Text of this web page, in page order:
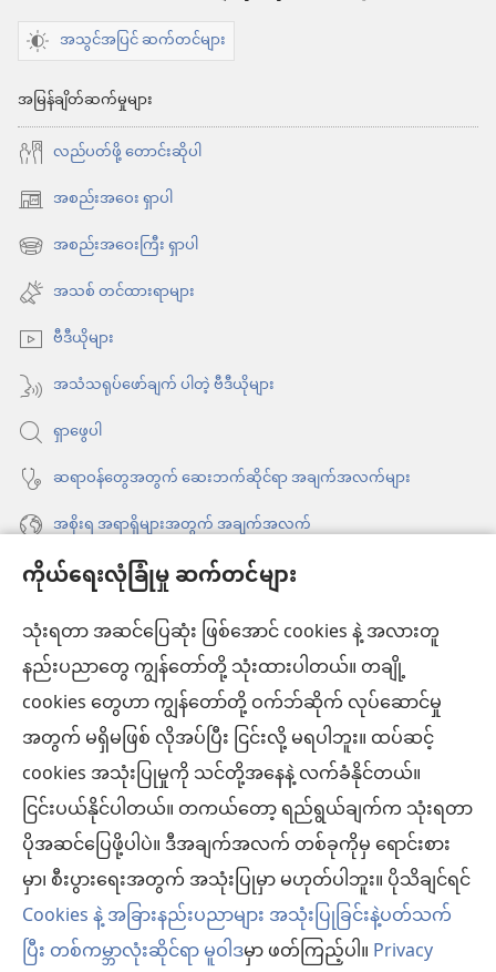
ကိုယ်ရေးလုံခြုံမှု ဆက်တင်များ
သုံးရတာ အဆင်ပြေဆုံး ဖြစ်အောင် cookies နဲ့ အလားတူ
နည်းပညာတွေ ကျွန်တော်တို့ သုံးထားပါတယ်။ တချို့
cookies တွေဟာ ကျွန်တော်တို့ ဝက်ဘ်ဆိုက် လုပ်ဆောင်မှု
အတွက် မရှိမဖြစ် လိုအပ်ပြီး ငြင်းလို့ မရပါဘူး။ ထပ်ဆင့်
cookies အသုံးပြုမှုကို သင်တို့အနေနဲ့ လက်ခံနိုင်တယ်။
ငြင်းပယ်နိုင်ပါတယ်။ တကယ်တော့ ရည်ရွယ်ချက်က သုံးရတာ
ပိုအဆင်ပြေဖို့ပါပဲ။ ဒီအချက်အလက် တစ်ခုကိုမှ ရောင်းစား
မှာ၊ စီးပွားရေးအတွက် အသုံးပြုမှာ မဟုတ်ပါဘူး။ ပိုသိချင်ရင်
Cookies နဲ့ အခြားနည်းပညာများ အသုံးပြုခြင်းနဲ့ပတ်သက်
ပြီး တစ်ကမ္ဘာလုံးဆိုင်ရာ မူဝါဒမှာ ဖတ်ကြည့်ပါ။Privacy
ပေး
အသွင်အပြင် ဆက်တင်များ
အမြန်ချိတ်ဆက်မှုများ
လည်ပတ်ဖို့ တောင်းဆိုပါ
အစည်းအဝေး ရှာပါ
(window
အသစ်
င့်
နေ
ပါ
တယ်)
အစည်းအဝေးကြီး ရှာပါ
(window
အသစ်
င့်
နေ
ပါ
တယ်)
အသစ် တင်ထားရာများ
ဗီဒီယိုများ
အသံသရုပ်ဖော်ချက် ပါတဲ့ ဗီဒီယိုများ
ရှာဖွေပါ
ဆရာဝန်တွေအတွက် ဆေးဘက်ဆိုင်ရာ အချက်အလက်များ
အစိုးရ အရာရှိများအတွက် အချက်အလက်
အကူအညီ
အလှူငွေ
(window
အသစ်
ဖွ
င့်
နေ
ပါ
တယ်)
ကင်းမျှော်စင် အွန်လိုင်းစာကြည့်တိုက်™
(window
အသစ်
ဖွ
င့်
နေ
ပါ
တယ်)
JW Hub®
(window
အသစ်
ဖွ
င့်
နေ
ပါ
တယ်)
JW Library®
ကင်းမျှော်စင် စာကြည့်တိုက်